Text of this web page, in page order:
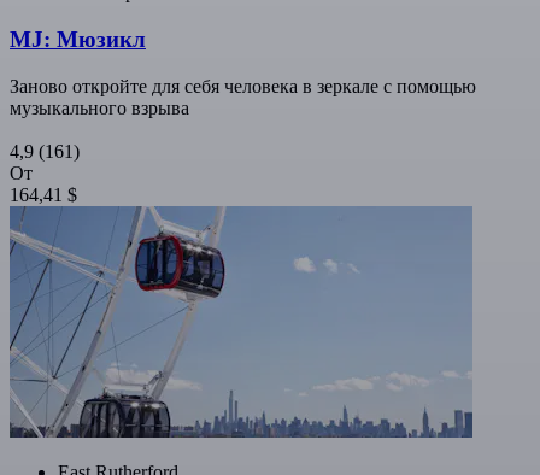
MJ: Мюзикл
Заново откройте для себя человека в зеркале с помощью
музыкального взрыва
4,9 (161)
От
164,41 $